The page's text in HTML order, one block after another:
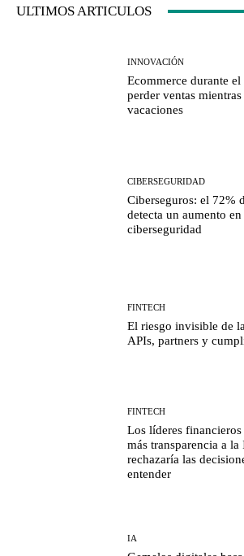
ULTIMOS ARTICULOS
INNOVACIÓN
Ecommerce durante
perder ventas
vacaciones
CIBERSEGURIDAD
Ciberseguros: el 72%
detecta un aumento
ciberseguridad
FINTECH
El riesgo invisible de
APIs, partners y
FINTECH
Los líderes
más transparencia a
rechazaría las
entender
IA